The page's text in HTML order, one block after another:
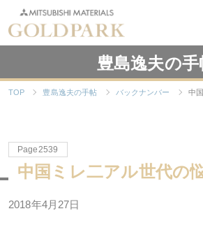
豊島逸夫の手
TOP 豊島逸夫の手帖 バックナンバー 中
Page2539
中国ミレ二アル世代の
2018年4月27日